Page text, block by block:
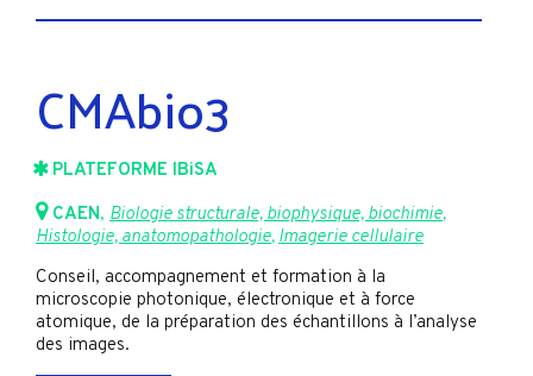
CMAbio3
PLATEFORME IBiSA
CAEN, Biologie structurale, biophysique, biochimie,
Histologie, anatomopathologie,Imagerie cellulaire
Conseil, accompagnement et formation à la
microscopie photonique, électronique et à force
atomique, de la préparation des échantillons à l’analyse
des images.